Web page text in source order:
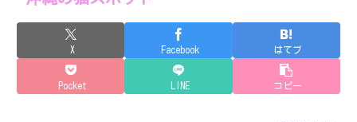
X Facebook はてブ
Pocket LINE コピー